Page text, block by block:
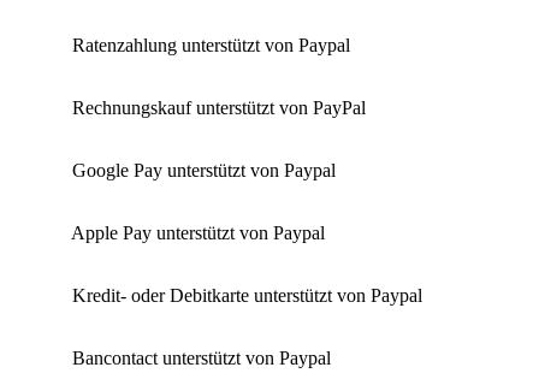
Ratenzahlung unterstützt von Paypal
Rechnungskauf unterstützt von PayPal
Google Pay unterstützt von Paypal
Apple Pay unterstützt von Paypal
Kredit- oder Debitkarte unterstützt von Paypal
Bancontact unterstützt von Paypal